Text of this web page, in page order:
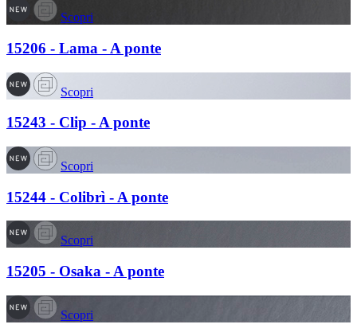
Scopri
15206 - Lama - A ponte
Scopri
15243 - Clip - A ponte
Scopri
15244 - Colibrì - A ponte
Scopri
15205 - Osaka - A ponte
Scopri